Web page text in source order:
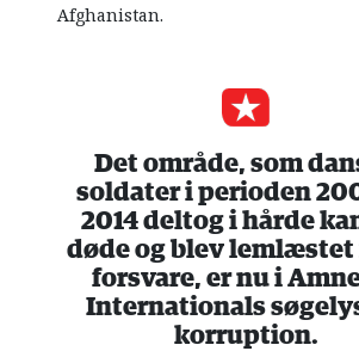
Afghanistan.
Det område, som
soldater i perioden
2014 deltog i hårde
døde og blev lemlæstet
forsvare, er nu i
Internationals
korruption.